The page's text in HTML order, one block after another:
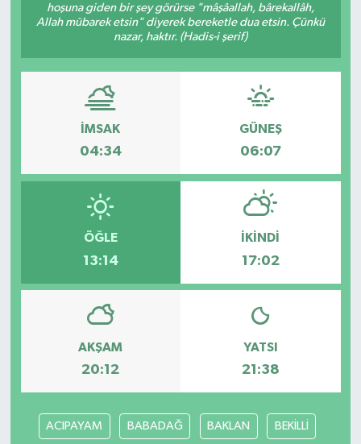
hoşuna giden bir şey görürse "mâşâallah, bârekallâh,
Allah mübarek etsin" diyerek bereketle dua etsin. Çünkü
nazar, haktır. (Hadis-i şerif)
İMSAK
04:34
GÜNEŞ
06:07
ÖĞLE
13:14
İKINDI
17:02
AKŞAM
20:12
YATSI
21:38
ACIPAYAM BABADAĞ BAKLAN BEKİLLİ